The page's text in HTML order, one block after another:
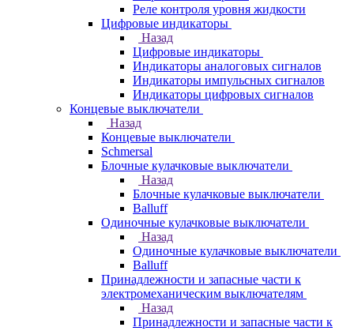
Реле контроля уровня жидкости
Цифровые индикаторы
Назад
Цифровые индикаторы
Индикаторы аналоговых сигналов
Индикаторы импульсных сигналов
Индикаторы цифровых сигналов
Концевые выключатели
Назад
Концевые выключатели
Schmersal
Блочные кулачковые выключатели
Назад
Блочные кулачковые выключатели
Balluff
Одиночные кулачковые выключатели
Назад
Одиночные кулачковые выключатели
Balluff
Принадлежности и запасные части к
электромеханическим выключателям
Назад
Принадлежности и запасные части к